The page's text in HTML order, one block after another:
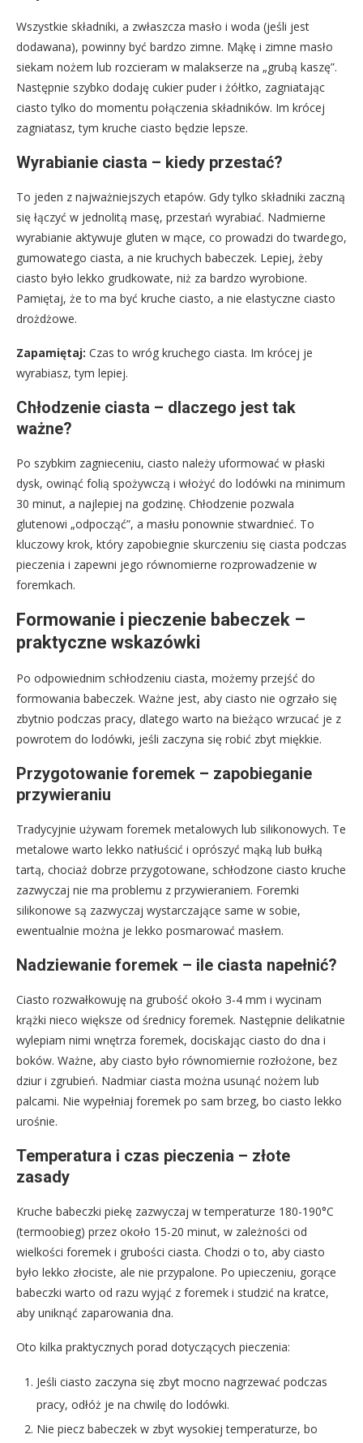
Wszystkie składniki, a zwłaszcza masło i woda (jeśli jest
dodawana), powinny być bardzo zimne. Mąkę i zimne masło
siekam nożem lub rozcieram w malakserze na „grubą kaszę”.
Następnie szybko dodaję cukier puder i żółtko, zagniatając
ciasto tylko do momentu połączenia składników. Im krócej
zagniatasz, tym kruche ciasto będzie lepsze.
Wyrabianie ciasta – kiedy przestać?
To jeden z najważniejszych etapów. Gdy tylko składniki zaczną
się łączyć w jednolitą masę, przestań wyrabiać. Nadmierne
wyrabianie aktywuje gluten w mące, co prowadzi do twardego,
gumowatego ciasta, a nie kruchych babeczek. Lepiej, żeby
ciasto było lekko grudkowate, niż za bardzo wyrobione.
Pamiętaj, że to ma być kruche ciasto, a nie elastyczne ciasto
drożdżowe.
Zapamiętaj: Czas to wróg kruchego ciasta. Im krócej je
wyrabiasz, tym lepiej.
Chłodzenie ciasta – dlaczego jest tak
ważne?
Po szybkim zagnieceniu, ciasto należy uformować w płaski
dysk, owinąć folią spożywczą i włożyć do lodówki na minimum
30 minut, a najlepiej na godzinę. Chłodzenie pozwala
glutenowi „odpocząć”, a masłu ponownie stwardnieć. To
kluczowy krok, który zapobiegnie skurczeniu się ciasta podczas
pieczenia i zapewni jego równomierne rozprowadzenie w
foremkach.
Formowanie i pieczenie babeczek –
praktyczne wskazówki
Po odpowiednim schłodzeniu ciasta, możemy przejść do
formowania babeczek. Ważne jest, aby ciasto nie ogrzało się
zbytnio podczas pracy, dlatego warto na bieżąco wrzucać je z
powrotem do lodówki, jeśli zaczyna się robić zbyt miękkie.
Przygotowanie foremek – zapobieganie
przywieraniu
Tradycyjnie używam foremek metalowych lub silikonowych. Te
metalowe warto lekko natłuścić i oprószyć mąką lub bułką
tartą, chociaż dobrze przygotowane, schłodzone ciasto kruche
zazwyczaj nie ma problemu z przywieraniem. Foremki
silikonowe są zazwyczaj wystarczające same w sobie,
ewentualnie można je lekko posmarować masłem.
Nadziewanie foremek – ile ciasta napełnić?
Ciasto rozwałkowuję na grubość około 3-4 mm i wycinam
krążki nieco większe od średnicy foremek. Następnie delikatnie
wylepiam nimi wnętrza foremek, dociskając ciasto do dna i
boków. Ważne, aby ciasto było równomiernie rozłożone, bez
dziur i zgrubień. Nadmiar ciasta można usunąć nożem lub
palcami. Nie wypełniaj foremek po sam brzeg, bo ciasto lekko
urośnie.
Temperatura i czas pieczenia – złote
zasady
Kruche babeczki piekę zazwyczaj w temperaturze 180-190°C
(termoobieg) przez około 15-20 minut, w zależności od
wielkości foremek i grubości ciasta. Chodzi o to, aby ciasto
było lekko złociste, ale nie przypalone. Po upieczeniu, gorące
babeczki warto od razu wyjąć z foremek i studzić na kratce,
aby uniknąć zaparowania dna.
Oto kilka praktycznych porad dotyczących pieczenia:
Jeśli ciasto zaczyna się zbyt mocno nagrzewać podczas
pracy, odłóż je na chwilę do lodówki.
Nie piecz babeczek w zbyt wysokiej temperaturze, bo